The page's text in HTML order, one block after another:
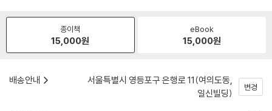
종이책
15,000원
eBook
15,000원
배송안내
서울특별시 영등포구 은행로 11(여의도동,
일신빌딩)
변경